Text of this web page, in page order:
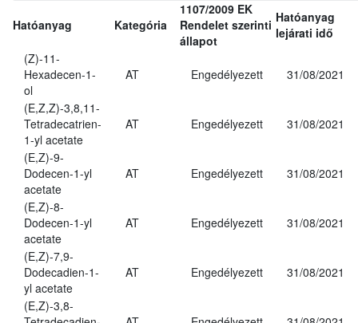
Hatóanyag Kategória
1107/2009 EK
Rendelet szerinti
állapot
Hatóanyag
lejárati idő
(Z)-11-
Hexadecen-1-
ol
AT Engedélyezett 31/08/2021
(E,Z,Z)-3,8,11-
Tetradecatrien-
1-yl acetate
AT Engedélyezett 31/08/2021
(E,Z)-9-
Dodecen-1-yl
acetate
AT Engedélyezett 31/08/2021
(E,Z)-8-
Dodecen-1-yl
acetate
AT Engedélyezett 31/08/2021
(E,Z)-7,9-
Dodecadien-1-
yl acetate
AT Engedélyezett 31/08/2021
(E,Z)-3,8-